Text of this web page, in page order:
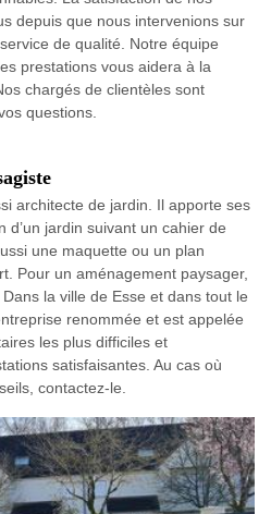
depuis que nous intervenions sur
de qualité. Notre équipe
prestations vous aidera à la
chargés de clientèles sont
questions.
architecte de jardin. Il apporte ses
d’un jardin suivant un cahier de
une maquette ou un plan
Pour un aménagement paysager,
la ville de Esse et dans tout le
renommée et est appelée
les plus difficiles et
satisfaisantes. Au cas où
contactez-le.